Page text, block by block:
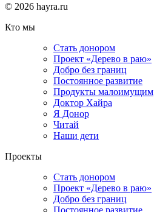
© 2026 hayra.ru
Кто мы
Стать донором
Проект «Дерево в раю»
Добро без границ
Постоянное развитие
Продукты малоимущим
Доктор Хайра
Я Донор
Читай
Наши дети
Проекты
Стать донором
Проект «Дерево в раю»
Добро без границ
Постоянное развитие